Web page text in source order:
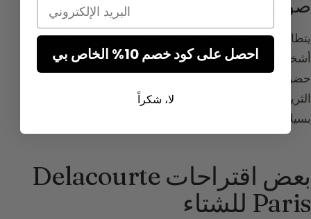
صورة شخصية الشتاء
يتطابق هذا الملف غالباً مع شخصيات «النار» في تصنيفنا:
أشخاصٌ منفتحون، مسرحيون، يُحبّون الإغراء وترك الأثر.
حضريون، يُحبّون التناقضات القوية (أسود وأبيض) والأنسجة
الثرية كالمخمل أو التافتا. اختيارهم للعطر غالباً شرقيٌّ
بسيلاجٍ بارز أو زهرةٌ بيضاء آسرة (توبروز).
بعض اقتراحات Delacourte
Paris للشتاء
احصل على كود خصم 10% الخاص بي
لا، شكراً